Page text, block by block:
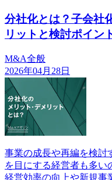
分社化とは？子会社
リットと検討ポイン
M&A全般
2026年04月28日
事業の成長や再編を検討
を目にする経営者も多い
経営効率の向上や新規事